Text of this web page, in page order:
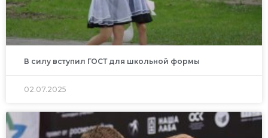
В силу вступил ГОСТ для школьной формы
02.07.2025